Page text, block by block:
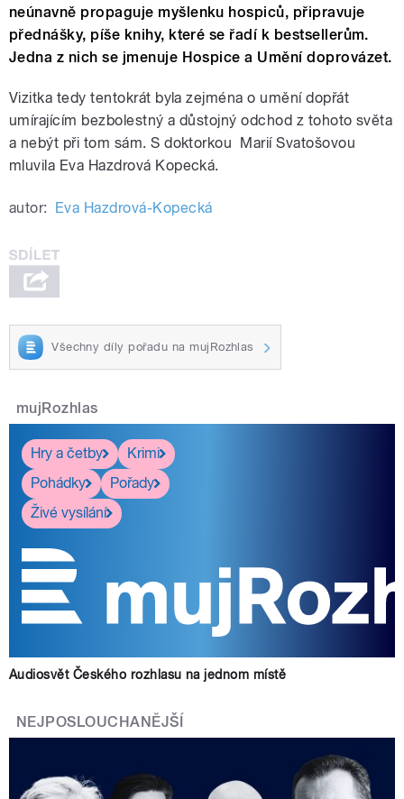
neúnavně propaguje myšlenku hospiců, připravuje
přednášky, píše knihy, které se řadí k bestsellerům.
Jedna z nich se jmenuje Hospice a Umění doprovázet.
Vizitka tedy tentokrát byla zejména o umění dopřát
umírajícím bezbolestný a důstojný odchod z tohoto světa
a nebýt při tom sám. S doktorkou Marií Svatošovou
mluvila Eva Hazdrová Kopecká.
autor: Eva Hazdrová-Kopecká
Všechny díly pořadu na mujRozhlas
mujRozhlas
Hry a četby
Krimi
Pohádky
Pořady
Živé vysílání
Audiosvět Českého rozhlasu na jednom místě
NEJPOSLOUCHANĚJŠÍ